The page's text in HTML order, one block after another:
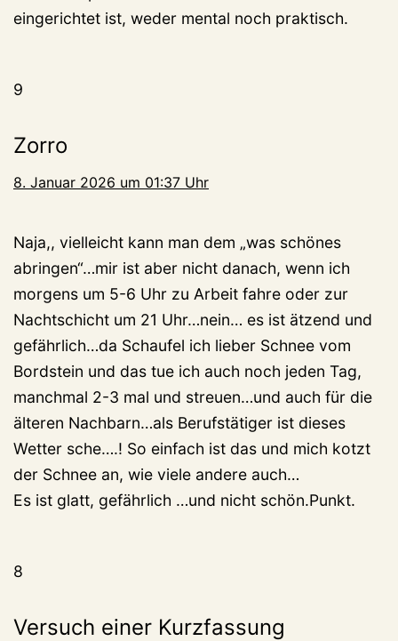
eingerichtet ist, weder mental noch praktisch.
9
Zorro
8. Januar 2026 um 01:37 Uhr
Naja,, vielleicht kann man dem „was schönes
abringen“…mir ist aber nicht danach, wenn ich
morgens um 5-6 Uhr zu Arbeit fahre oder zur
Nachtschicht um 21 Uhr…nein… es ist ätzend und
gefährlich…da Schaufel ich lieber Schnee vom
Bordstein und das tue ich auch noch jeden Tag,
manchmal 2-3 mal und streuen…und auch für die
älteren Nachbarn…als Berufstätiger ist dieses
Wetter sche….! So einfach ist das und mich kotzt
der Schnee an, wie viele andere auch…
Es ist glatt, gefährlich …und nicht schön.Punkt.
8
Versuch einer Kurzfassung